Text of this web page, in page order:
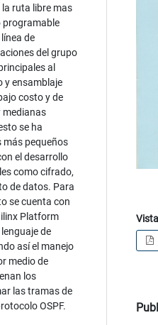
ruta libre mas
programable
de
del grupo
al
y ensamblaje
costo y de
medianas
se ha
más pequeños
el desarrollo
como cifrado,
de datos. Para
se cuenta con
Platform
de
así el manejo
medio de
los
las tramas de
OSPF.